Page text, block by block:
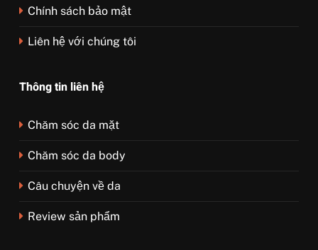
Chính sách bảo mật
Liên hệ với chúng tôi
Thông tin liên hệ
Chăm sóc da mặt
Chăm sóc da body
Câu chuyện về da
Review sản phẩm